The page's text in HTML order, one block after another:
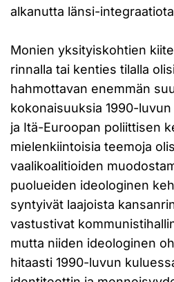
alkanutta länsi-
Monien yksityiskohtien
rinnalla tai kenties tilalla
hahmottavan enemmän
kokonaisuuksia 1990-
ja Itä-Euroopan poliittisen
mielenkiintoisia teemoja
vaalikoalitioiden
puolueiden ideologinen
syntyivät laajoista
vastustivat
mutta niiden ideologinen
hitaasti 1990-luvun